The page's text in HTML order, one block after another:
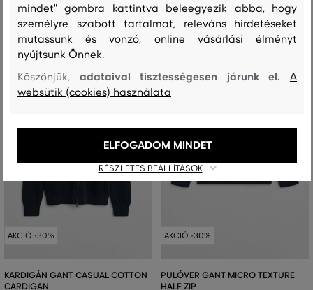
AKCIÓ -30%
KARDIGÁN GANT CASUAL COTTON
CARDIGAN
AKCIÓ -30%
PULÓVER GANT MICRO TEXTURE
HALF ZIP
mindet" gombra kattintva beleegyezik abba, hogy
személyre szabott tartalmat, releváns hirdetéseket
mutassunk és vonzó, online vásárlási élményt
nyújtsunk Önnek.
Köszönjük, adataival tisztességesen járunk el.A
websütik (cookies) használata
RÉSZLETES BEÁLLÍTÁSOK
ELFOGADOM MINDET